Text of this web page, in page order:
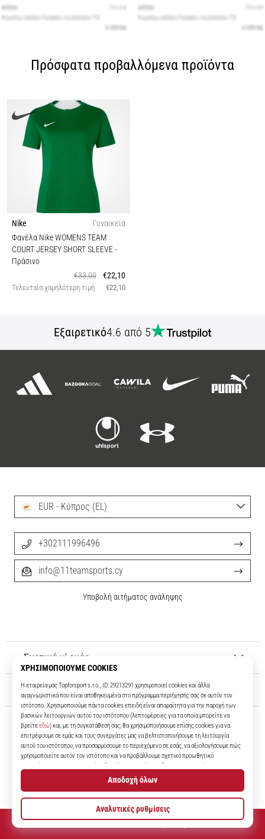
Πρόσφατα προβαλλόμενα προϊόντα
Nike
Γυναικεία
Φανέλα Nike WOMENS TEAM
COURT JERSEY SHORT SLEEVE-
Πράσινο
€33,00
€22,10
Τελευταία χαμηλότερη τιμή €22,10
Εξαιρετικό4.6 από 5
11teamsports.cy
Για πάνω από 16 χρόνια είμαστε οι συμπαίκτες σας, προσφέροντάς σας
τα καλύτερα και πιο σύγχρονα ποδοσφαιρικά προϊόντα.
Σχετικά μ' εμάς
Εξυπηρέτηση πελατών
EUR - Κύπρος (EL)
+302111996496
info@11teamsports.cy
Υποβολή αιτήματος ανάληψης